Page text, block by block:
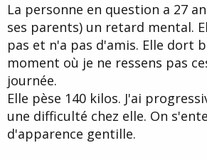
La personne en question a 27
ses parents) un retard mental.
pas et n'a pas d'amis. Elle dort
moment où je ne ressens pas
journée.
Elle pèse 140 kilos. J'ai
une difficulté chez elle. On
d'apparence gentille.